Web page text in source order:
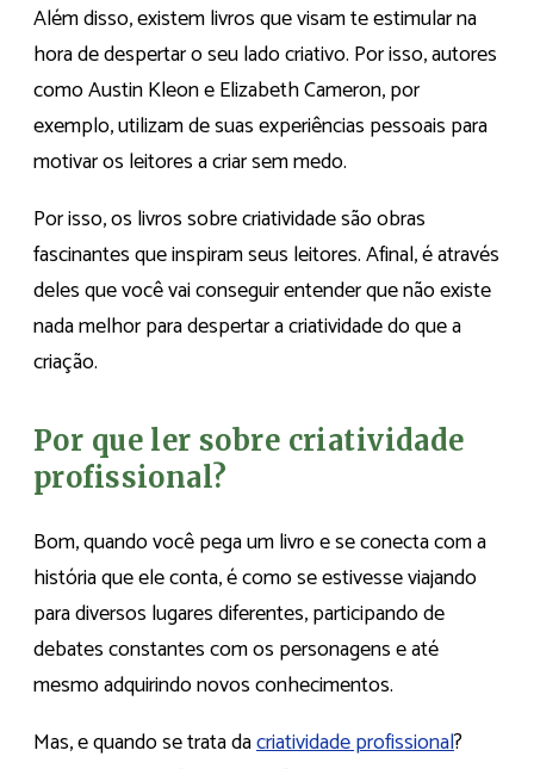
Além disso, existem livros que visam te estimular na
hora de despertar o seu lado criativo. Por isso, autores
como Austin Kleon e Elizabeth Cameron, por
exemplo, utilizam de suas experiências pessoais para
motivar os leitores a criar sem medo.
Por isso, os livros sobre criatividade são obras
fascinantes que inspiram seus leitores. Afinal, é através
deles que você vai conseguir entender que não existe
nada melhor para despertar a criatividade do que a
criação.
Por que ler sobre criatividade
profissional?
Bom, quando você pega um livro e se conecta com a
história que ele conta, é como se estivesse viajando
para diversos lugares diferentes, participando de
debates constantes com os personagens e até
mesmo adquirindo novos conhecimentos.
Mas, e quando se trata dacriatividade profissional?